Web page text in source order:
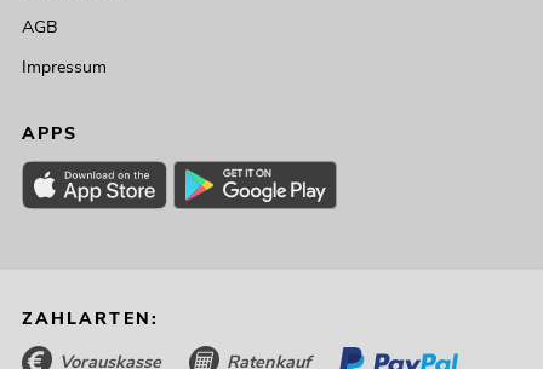
AGB
Impressum
APPS
ZAHLARTEN:
Vorauskasse Ratenkauf